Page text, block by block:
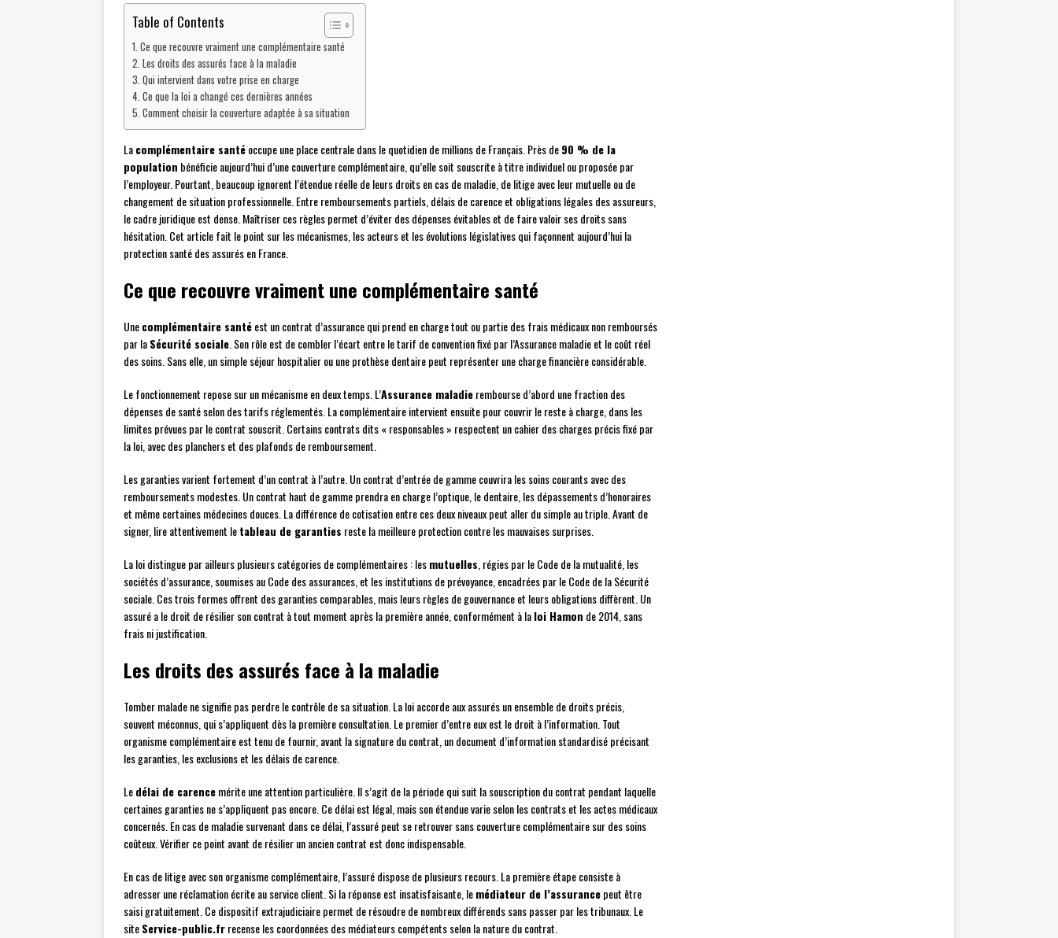
Table of Contents
Ce que recouvre vraiment une complémentaire santé
Les droits des assurés face à la maladie
Qui intervient dans votre prise en charge
Ce que la loi a changé ces dernières années
Comment choisir la couverture adaptée à sa situation
Lacomplémentaire santéoccupe une place centrale dans le quotidien de millions de Français. Près de90 % de la
population bénéficie aujourd’hui d’une couverture complémentaire, qu’elle soit souscrite à titre individuel ou proposée par
l’employeur. Pourtant, beaucoup ignorent l’étendue réelle de leurs droits en cas de maladie, de litige avec leur mutuelle ou de
changement de situation professionnelle. Entre remboursements partiels, délais de carence et obligations légales des assureurs,
le cadre juridique est dense. Maîtriser ces règles permet d’éviter des dépenses évitables et de faire valoir ses droits sans
hésitation. Cet article fait le point sur les mécanismes, les acteurs et les évolutions législatives qui façonnent aujourd’hui la
protection santé des assurés en France.
Ce que recouvre vraiment une complémentaire santé
Unecomplémentaire santéest un contrat d’assurance qui prend en charge tout ou partie des frais médicaux non remboursés
par laSécurité sociale . Son rôle est de combler l’écart entre le tarif de convention fixé par l’Assurance maladie et le coût réel
des soins. Sans elle, un simple séjour hospitalier ou une prothèse dentaire peut représenter une charge financière considérable.
Le fonctionnement repose sur un mécanisme en deux temps. L’Assurance maladierembourse d’abord une fraction des
dépenses de santé selon des tarifs réglementés. La complémentaire intervient ensuite pour couvrir le reste à charge, dans les
limites prévues par le contrat souscrit. Certains contrats dits « responsables » respectent un cahier des charges précis fixé par
la loi, avec des planchers et des plafonds de remboursement.
Les garanties varient fortement d’un contrat à l’autre. Un contrat d’entrée de gamme couvrira les soins courants avec des
remboursements modestes. Un contrat haut de gamme prendra en charge l’optique, le dentaire, les dépassements d’honoraires
et même certaines médecines douces. La différence de cotisation entre ces deux niveaux peut aller du simple au triple. Avant de
signer, lire attentivement letableau de garanties reste la meilleure protection contre les mauvaises surprises.
La loi distingue par ailleurs plusieurs catégories de complémentaires : lesmutuelles , régies par le Code de la mutualité, les
sociétés d’assurance, soumises au Code des assurances, et les institutions de prévoyance, encadrées par le Code de la Sécurité
sociale. Ces trois formes offrent des garanties comparables, mais leurs règles de gouvernance et leurs obligations diffèrent. Un
assuré a le droit de résilier son contrat à tout moment après la première année, conformément à laloi Hamon de 2014, sans
frais ni justification.
Les droits des assurés face à la maladie
Tomber malade ne signifie pas perdre le contrôle de sa situation. La loi accorde aux assurés un ensemble de droits précis,
souvent méconnus, qui s’appliquent dès la première consultation. Le premier d’entre eux est le droit à l’information. Tout
organisme complémentaire est tenu de fournir, avant la signature du contrat, un document d’information standardisé précisant
les garanties, les exclusions et les délais de carence.
Ledélai de carencemérite une attention particulière. Il s’agit de la période qui suit la souscription du contrat pendant laquelle
certaines garanties ne s’appliquent pas encore. Ce délai est légal, mais son étendue varie selon les contrats et les actes médicaux
concernés. En cas de maladie survenant dans ce délai, l’assuré peut se retrouver sans couverture complémentaire sur des soins
coûteux. Vérifier ce point avant de résilier un ancien contrat est donc indispensable.
En cas de litige avec son organisme complémentaire, l’assuré dispose de plusieurs recours. La première étape consiste à
adresser une réclamation écrite au service client. Si la réponse est insatisfaisante, lemédiateur de l’assurancepeut être
saisi gratuitement. Ce dispositif extrajudiciaire permet de résoudre de nombreux différends sans passer par les tribunaux. Le
siteService-public.frrecense les coordonnées des médiateurs compétents selon la nature du contrat.